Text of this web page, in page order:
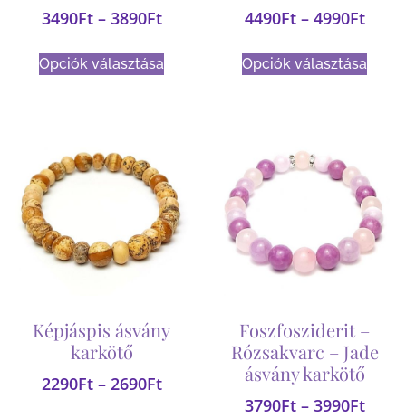
3490Ft – 3890Ft
Opciók választása
4490Ft – 4990Ft
Opciók választása
Képjáspis ásvány
karkötő
2290Ft – 2690Ft
Foszfosziderit –
Rózsakvarc – Jade
ásvány karkötő
3790Ft – 3990Ft